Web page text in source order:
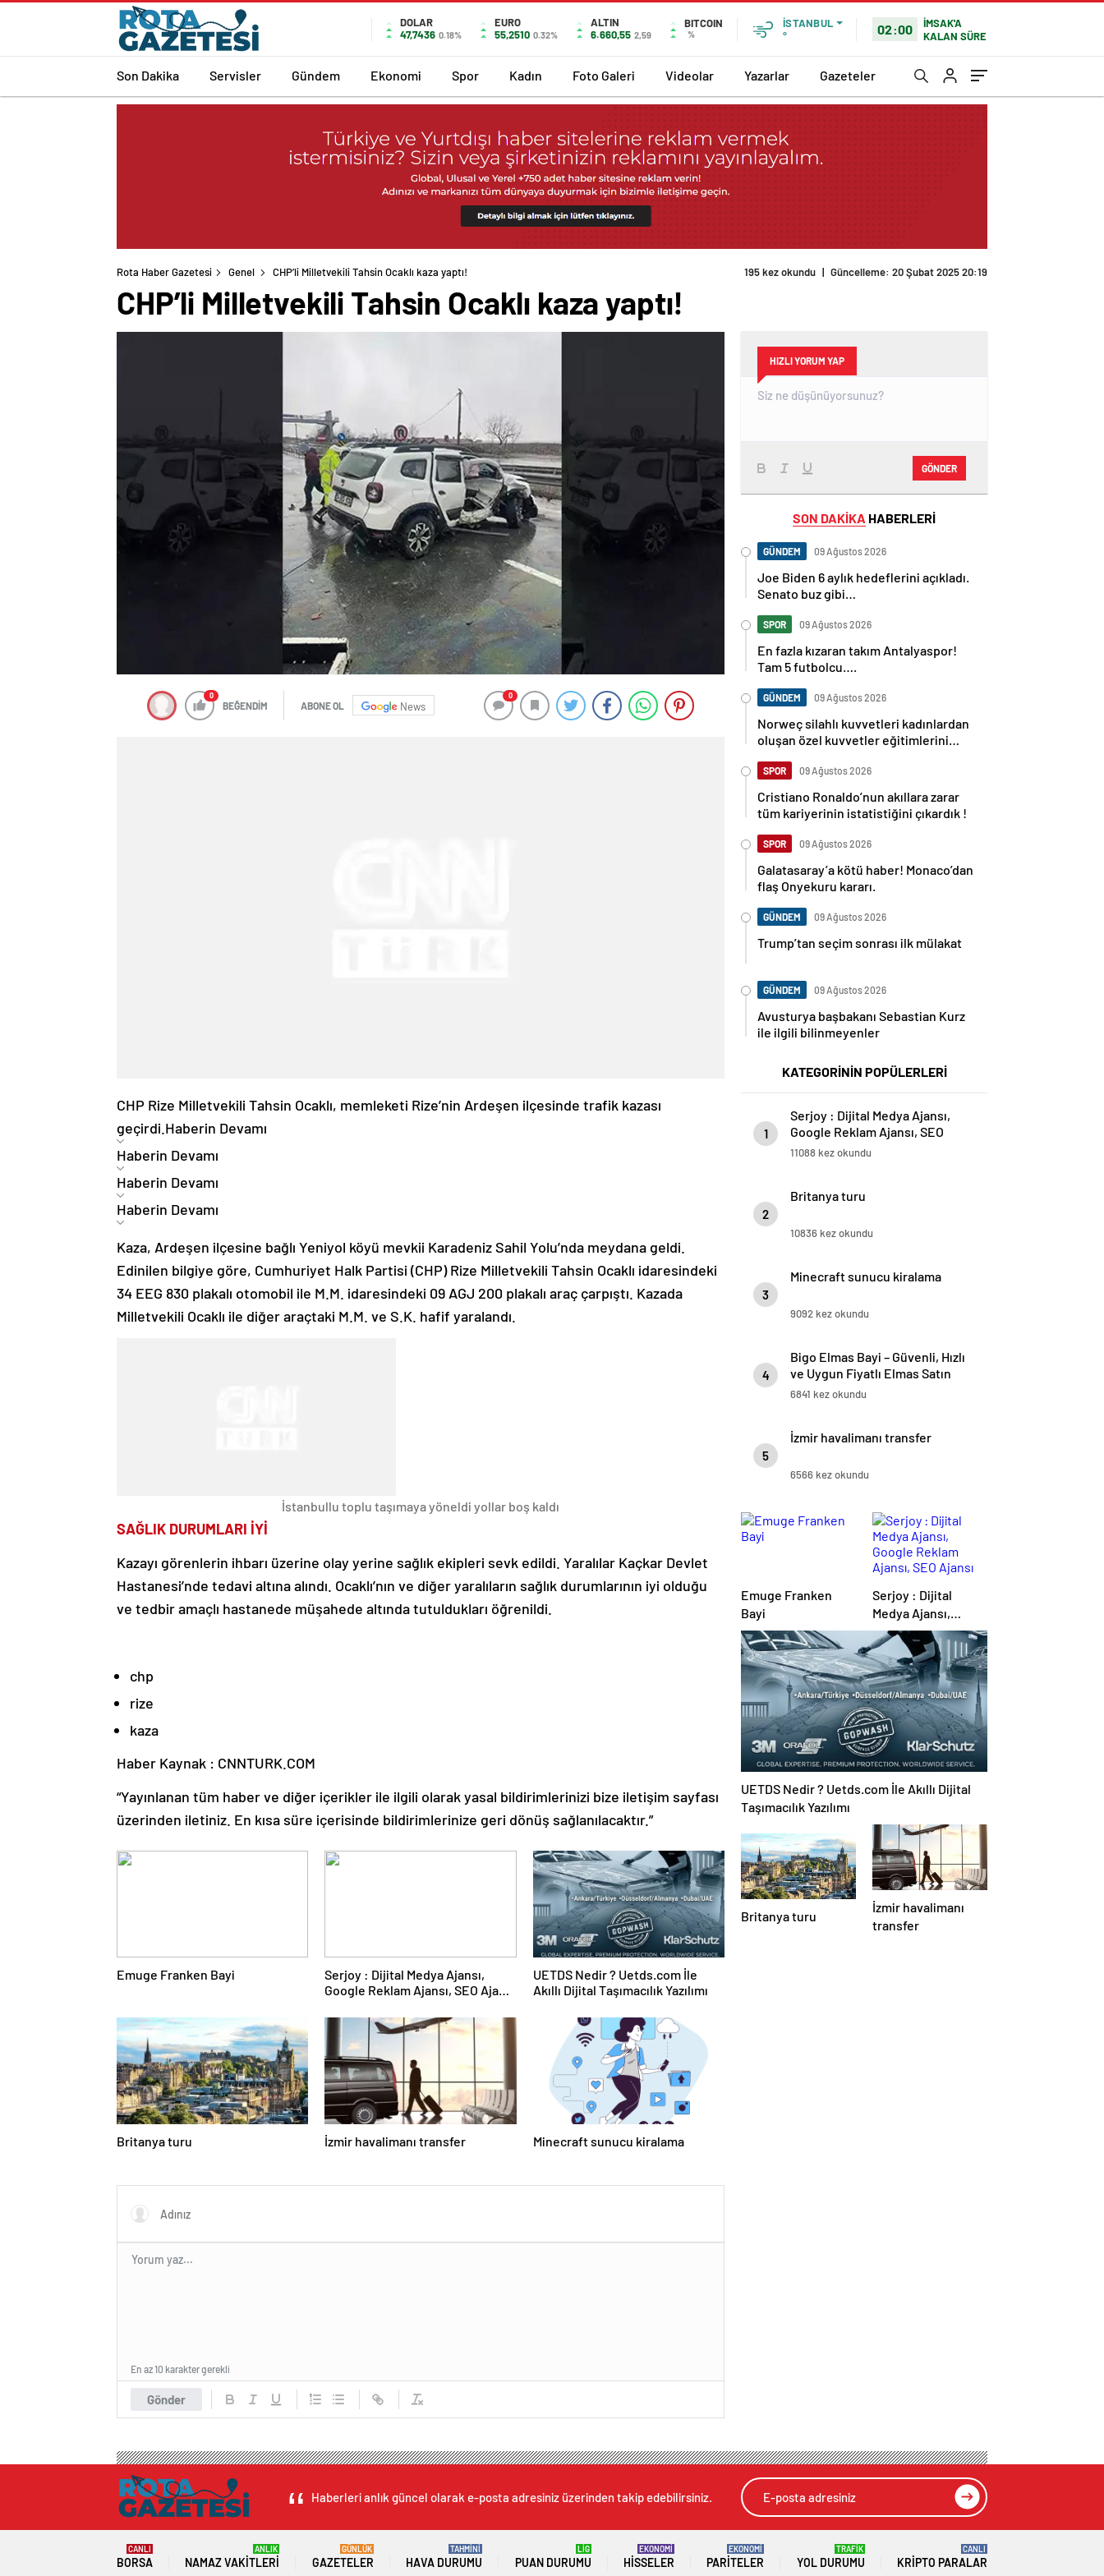
DOLAR
47,7436 0.18%
EURO
55,2510 0.32%
ALTIN
6.660,55 2,59
BITCOIN
%
İSTANBUL
°
02:00
İMSAK'A
KALAN SÜRE
Son Dakika Servisler Gündem Ekonomi Spor Kadın Foto Galeri Videolar Yazarlar Gazeteler
Rota Haber Gazetesi Genel CHP’li Milletvekili Tahsin Ocaklı kaza yaptı! 195 kez okundu | Güncelleme: 20 Şubat 2025 20:19
CHP’li Milletvekili Tahsin Ocaklı kaza yaptı!
0
BEĞENDİM ABONE OL News
0
CHP Rize Milletvekili Tahsin Ocaklı, memleketi Rize’nin Ardeşen ilçesinde trafik kazası
geçirdi.Haberin Devamı
Haberin Devamı
Haberin Devamı
Haberin Devamı
Kaza, Ardeşen ilçesine bağlı Yeniyol köyü mevkii Karadeniz Sahil Yolu’nda meydana geldi.
Edinilen bilgiye göre, Cumhuriyet Halk Partisi (CHP) Rize Milletvekili Tahsin Ocaklı idaresindeki
34 EEG 830 plakalı otomobil ile M.M. idaresindeki 09 AGJ 200 plakalı araç çarpıştı. Kazada
Milletvekili Ocaklı ile diğer araçtaki M.M. ve S.K. hafif yaralandı.
İstanbullu toplu taşımaya yöneldi yollar boş kaldı
SAĞLIK DURUMLARI İYİ
Kazayı görenlerin ihbarı üzerine olay yerine sağlık ekipleri sevk edildi. Yaralılar Kaçkar Devlet
Hastanesi’nde tedavi altına alındı. Ocaklı’nın ve diğer yaralıların sağlık durumlarının iyi olduğu
ve tedbir amaçlı hastanede müşahede altında tutuldukları öğrenildi.
chp
rize
kaza
Haber Kaynak : CNNTURK.COM
“Yayınlanan tüm haber ve diğer içerikler ile ilgili olarak yasal bildirimlerinizi bize iletişim sayfası
üzerinden iletiniz. En kısa süre içerisinde bildirimlerinize geri dönüş sağlanılacaktır.”
Emuge Franken Bayi
Serjoy : Dijital Medya Ajansı,
Google Reklam Ajansı, SEO Ajansı
UETDS Nedir ? Uetds.com İle
Akıllı Dijital Taşımacılık Yazılımı
Britanya turu İzmir havalimanı transfer Minecraft sunucu kiralama
Gönder
En az 10 karakter gerekli
HIZLI YORUM YAP
GÖNDER
SON DAKİKA HABERLERİ
GÜNDEM 09 Ağustos 2026
Joe Biden 6 aylık hedeflerini açıkladı.
Senato buz gibi…
SPOR 09 Ağustos 2026
En fazla kızaran takım Antalyaspor!
Tam 5 futbolcu….
GÜNDEM 09 Ağustos 2026
Norweç silahlı kuvvetleri kadınlardan
oluşan özel kuvvetler eğitimlerini
SPOR 09 Ağustos 2026
Cristiano Ronaldo’nun akıllara zarar
tüm kariyerinin istatistiğini çıkardık !
SPOR 09 Ağustos 2026
Galatasaray’a kötü haber! Monaco’dan
flaş Onyekuru kararı.
GÜNDEM 09 Ağustos 2026
Trump’tan seçim sonrası ilk mülakat
GÜNDEM 09 Ağustos 2026
Avusturya başbakanı Sebastian Kurz
ile ilgili bilinmeyenler
KATEGORİNİN POPÜLERLERİ
1
Serjoy : Dijital Medya Ajansı,
Google Reklam Ajansı, SEO
Ajansı ve Web Tasarım Ajansı
11088 kez okundu
2
Britanya turu
10836 kez okundu
3
Minecraft sunucu kiralama
9092 kez okundu
4
Bigo Elmas Bayi – Güvenli, Hızlı
ve Uygun Fiyatlı Elmas Satın
Almanın Yeni Adresi
6841 kez okundu
5
İzmir havalimanı transfer
6566 kez okundu
Emuge Franken
Bayi
Serjoy : Dijital
Medya Ajansı,
Google Reklam
Ajansı, SEO Ajansı
ve Web Tasarım
Ajansı
UETDS Nedir ? Uetds.com İle Akıllı Dijital
Taşımacılık Yazılımı
Britanya turu
İzmir havalimanı
transfer
Haberleri anlık güncel olarak e-posta adresiniz üzerinden takip edebilirsiniz.
BORSA
CANLI
NAMAZ VAKITLERI
ANLIK
GAZETELER
GÜNLÜK
HAVA DURUMU
TAHMİNİ
PUAN DURUMU
LİG
HISSELER
EKONOMİ
PARITELER
EKONOMİ
YOL DURUMU
TRAFİK
KRIPTO PARALAR
CANLI